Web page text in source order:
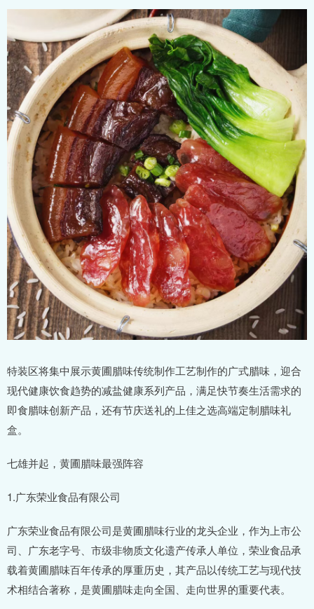
特装区将集中展示黄圃腊味传统制作工艺制作的广式腊味，迎合
现代健康饮食趋势的减盐健康系列产品，满足快节奏生活需求的
即食腊味创新产品，还有节庆送礼的上佳之选高端定制腊味礼
盒。
七雄并起，黄圃腊味最强阵容
1.广东荣业食品有限公司
广东荣业食品有限公司是黄圃腊味行业的龙头企业，作为上市公
司、广东老字号、市级非物质文化遗产传承人单位，荣业食品承
载着黄圃腊味百年传承的厚重历史，其产品以传统工艺与现代技
术相结合著称，是黄圃腊味走向全国、走向世界的重要代表。